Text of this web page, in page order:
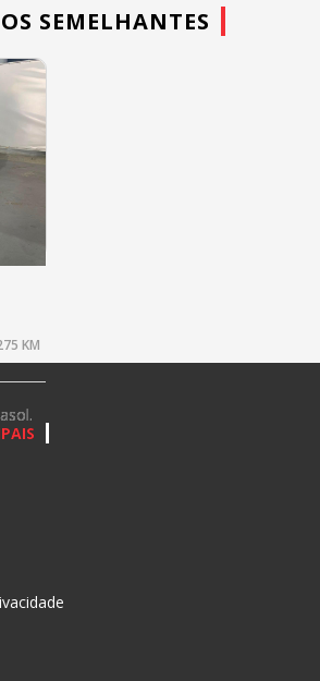
SEMELHANTES
KM